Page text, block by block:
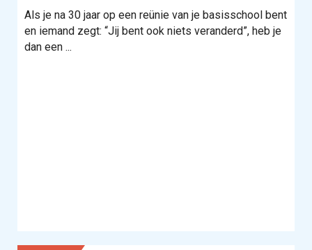
Als je na 30 jaar op een reünie van je basisschool bent
en iemand zegt: “Jij bent ook niets veranderd”, heb je
dan een ...